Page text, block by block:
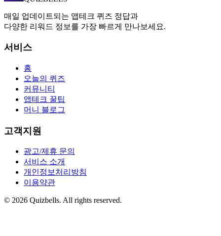
매일 업데이트되는 앱테크 퀴즈 정답과
다양한 리워드 정보를 가장 빠르게 만나보세요.
서비스
홈
오늘의 퀴즈
커뮤니티
앱테크 꿀팁
머니 블로그
고객지원
광고/제휴 문의
서비스 소개
개인정보처리방침
이용약관
© 2026 Quizbells. All rights reserved.